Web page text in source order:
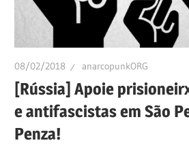
08/02/2018 anarcopunkORG
[Rússia] Apoie
e antifascistas em São
Penza!